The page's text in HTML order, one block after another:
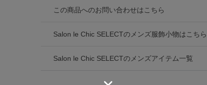
この商品へのお問い合わせはこちら
Salon le Chic SELECTのメンズ服飾小物はこちら
Salon le Chic SELECTのメンズアイテム一覧